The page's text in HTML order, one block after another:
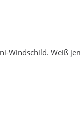
Windschild. Weiß